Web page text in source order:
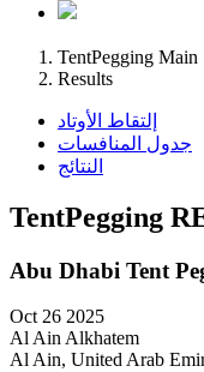
TentPegging Main
Results
إلتقاط الأوتاد
جدول المنافسات
النتائج
TentPegging
Abu Dhabi Tent
Oct 26 2025
Al Ain Alkhatem
Al Ain, United Arab